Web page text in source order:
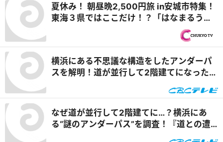
夏休み！ 朝昼晩2,500円旅 in安城市特集！
東海３県ではここだけ！？「はなまるうど
ん×吉野家 安城横山店」牛丼とうどんの最
強コラボで可能性は無限大！＆「福来源」
目！ 『PS純金（ゴールド）』
横浜にある不思議な構造をしたアンダーパ
スを解明！道が並行して2階建てになったワ
なぜ道が並行して2階建てに…？横浜にあ
る“謎のアンダーパス”を調査！『道との遭